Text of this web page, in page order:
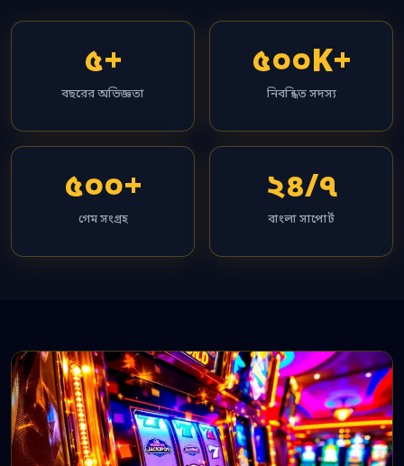
৫+
বছরের অভিজ্ঞতা
৫০০K+
নিবন্ধিত সদস্য
৫০০+
গেম সংগ্রহ
২৪/৭
বাংলা সাপোর্ট